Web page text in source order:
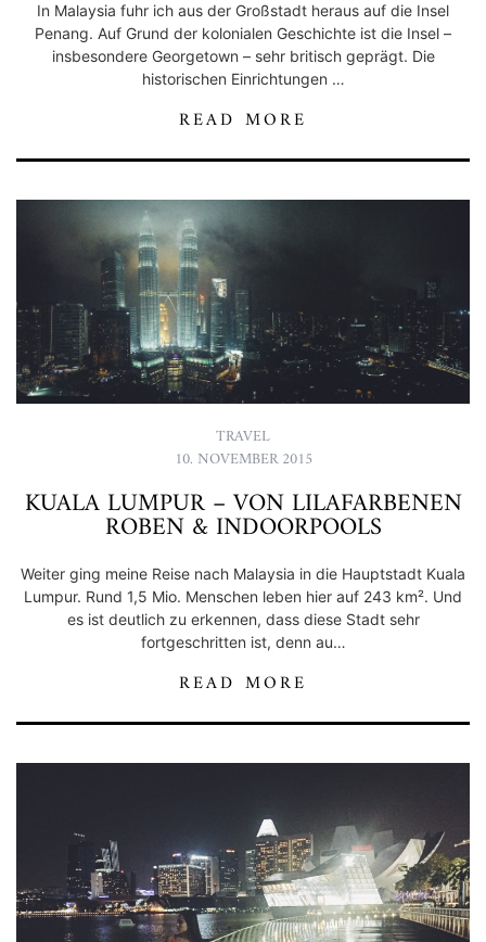
In Malaysia fuhr ich aus der Großstadt heraus auf die Insel
Penang. Auf Grund der kolonialen Geschichte ist die Insel –
insbesondere Georgetown – sehr britisch geprägt. Die
historischen Einrichtungen …
READ MORE
TRAVEL
10. NOVEMBER 2015
KUALA LUMPUR – VON LILAFARBENEN
ROBEN & INDOORPOOLS
Weiter ging meine Reise nach Malaysia in die Hauptstadt Kuala
Lumpur. Rund 1,5 Mio. Menschen leben hier auf 243 km². Und
es ist deutlich zu erkennen, dass diese Stadt sehr
fortgeschritten ist, denn au…
READ MORE